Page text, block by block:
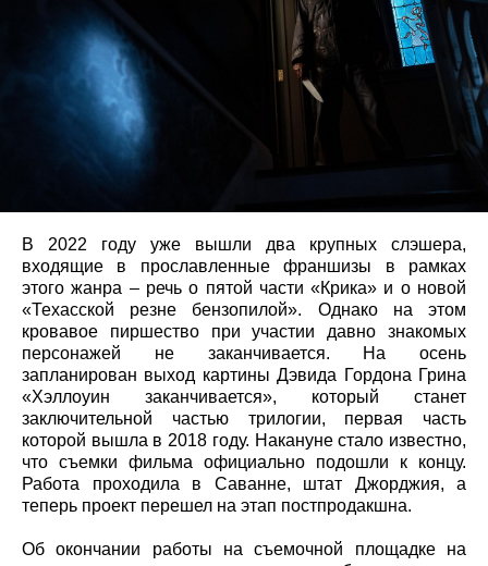
В 2022 году уже вышли два крупных слэшера,
входящие в прославленные франшизы в рамках
этого жанра – речь о пятой части «Крика» и о новой
«Техасской резне бензопилой». Однако на этом
кровавое пиршество при участии давно знакомых
персонажей не заканчивается. На осень
запланирован выход картины Дэвида Гордона Грина
«Хэллоуин заканчивается», который станет
заключительной частью трилогии, первая часть
которой вышла в 2018 году. Накануне стало известно,
что съемки фильма официально подошли к концу.
Работа проходила в Саванне, штат Джорджия, а
теперь проект перешел на этап постпродакшна.
Об окончании работы на съемочной площадке на